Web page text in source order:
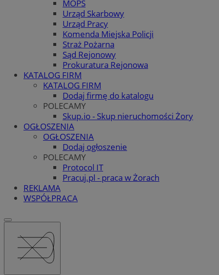
MOPS
Urząd Skarbowy
Urząd Pracy
Komenda Miejska Policji
Straż Pożarna
Sąd Rejonowy
Prokuratura Rejonowa
KATALOG FIRM
KATALOG FIRM
Dodaj firmę do katalogu
POLECAMY
Skup.io - Skup nieruchomości Żory
OGŁOSZENIA
OGŁOSZENIA
Dodaj ogłoszenie
POLECAMY
Protocol IT
Pracuj.pl - praca w Żorach
REKLAMA
WSPÓŁPRACA